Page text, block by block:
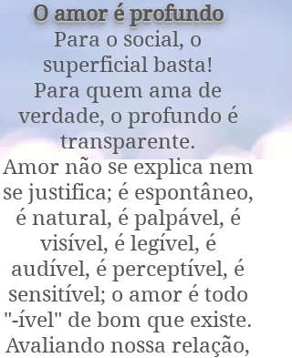
O amor é profundo
Para o social, o
superficial basta!
Para quem ama de
verdade, o profundo é
transparente.
Amor não se explica nem
se justifica; é espontâneo,
é natural, é palpável, é
visível, é legível, é
audível, é perceptível, é
sensitível; o amor é todo
"-ível" de bom que existe.
Avaliando nossa relação,